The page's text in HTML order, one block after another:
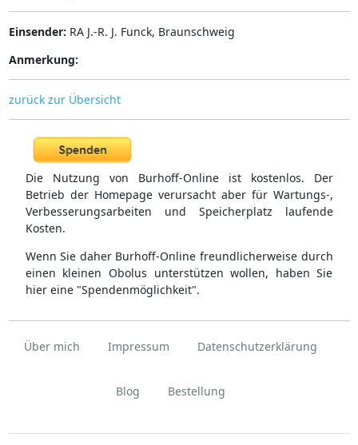
Einsender: RA J.-R. J. Funck, Braunschweig
Anmerkung:
zurück zur Übersicht
Die Nutzung von Burhoff-Online ist kostenlos. Der
Betrieb der Homepage verursacht aber für Wartungs-,
Verbesserungsarbeiten und Speicherplatz laufende
Kosten.
Wenn Sie daher Burhoff-Online freundlicherweise durch
einen kleinen Obolus unterstützen wollen, haben Sie
hier eine "Spendenmöglichkeit".
Über mich Impressum Datenschutzerklärung
Blog Bestellung